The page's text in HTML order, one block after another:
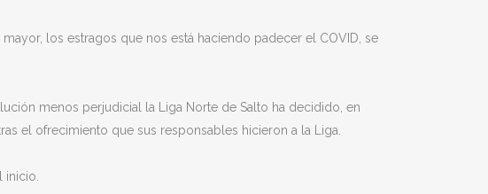
los estragos que nos está haciendo padecer el COVID, se
menos perjudicial la Liga Norte de Salto ha decidido, en
el ofrecimiento que sus responsables hicieron a la Liga.